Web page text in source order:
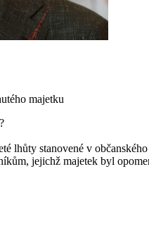
majetku
lhůty stanovené v
jejichž majetek byl